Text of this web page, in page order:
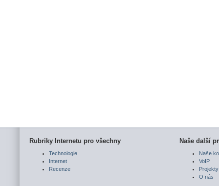
Rubriky Internetu pro všechny
Technologie
Internet
Recenze
Naše další
Naše
VoIP
Projekty
O nás